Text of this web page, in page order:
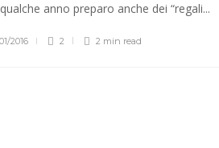
anno preparo anche dei “regali...
2016 2 2 min read